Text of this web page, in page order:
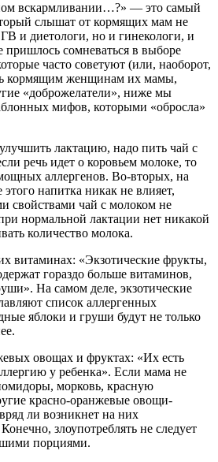
вскармливании…?» — это самый
слышат от кормящих мам не
и диетологи, но и гинекологи, и
сомневаться в выборе
часто советуют (или, наоборот,
кормящим женщинам их мамы,
«доброжелатели», ниже мы
мифов, которыми «обросла»
лактацию, надо пить чай с
речь идет о коровьем молоке, то
аллергенов. Во-вторых, на
напитка никак не влияет,
свойствами чай с молоком не
нормальной лактации нет никакой
количество молока.
витаминах: «Экзотические фрукты,
гораздо больше витаминов,
На самом деле, экзотические
список аллергенных
яблоки и груши будут не только
овощах и фруктах: «Их есть
у ребенка». Если мама не
морковь, красную
красно-оранжевые овощи-
ли возникнет на них
злоупотреблять не следует
порциями.